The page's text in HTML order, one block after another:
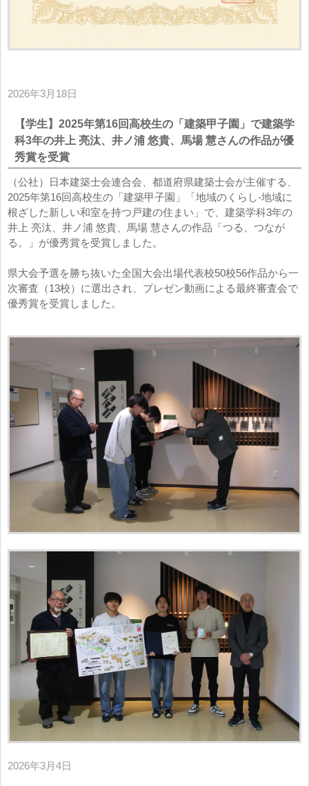
2026年3月18日
【学生】2025年第16回高校生の「建築甲子園」で建築学
科3年の井上 亮汰、井ノ浦 悠貴、馬場 慧さんの作品が優
秀賞を受賞
（公社）日本建築士会連合会、都道府県建築士会が主催する、
2025年第16回高校生の「建築甲子園」「地域のくらし-地域に
根ざした新しい和室を持つ戸建の住まい」で、建築学科3年の
井上 亮汰、井ノ浦 悠貴、馬場 慧さんの作品「つる、つなが
る。」が優秀賞を受賞しました。
県大会予選を勝ち抜いた全国大会出場代表校50校56作品から一
次審査（13校）に選出され、プレゼン動画による最終審査会で
優秀賞を受賞しました。
2026年3月4日